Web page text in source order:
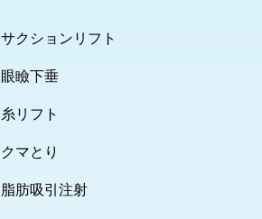
サクションリフト
眼瞼下垂
糸リフト
クマとり
脂肪吸引注射